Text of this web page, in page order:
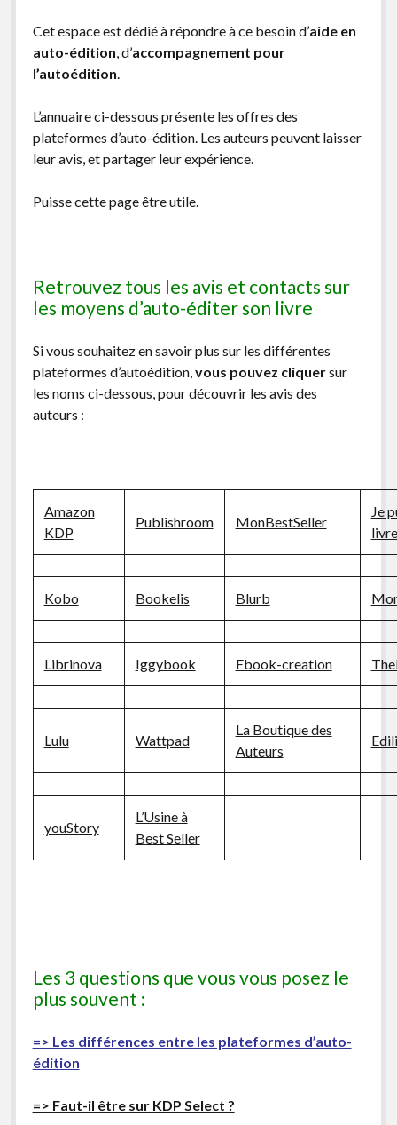
Cet espace est dédié à répondre à ce besoin d’aide en
auto-édition, d’accompagnement pour
l’autoédition.
L’annuaire ci-dessous présente les offres des
plateformes d’auto-édition. Les auteurs peuvent laisser
leur avis, et partager leur expérience.
Puisse cette page être utile.
Retrouvez tous les avis et contacts sur
les moyens d’auto-éditer son livre
Si vous souhaitez en savoir plus sur les différentes
plateformes d’autoédition,vous pouvez cliquersur
les noms ci-dessous, pour découvrir les avis des
auteurs :
Amazon
KDP
Publishroom MonBestSeller
Je
livre
Kobo Bookelis Blurb
Librinova Iggybook Ebook-creation
Lulu Wattpad
La Boutique des
Auteurs
youStory
L’Usine à
Best Seller
Les 3 questions que vous vous posez le
plus souvent :
=> Les différences entre les plateformes d’auto-
édition
=> Faut-il être sur KDP Select ?